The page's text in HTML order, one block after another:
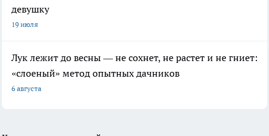
девушку
19 июля
Лук лежит до весны — не сохнет, не растет и не гниет:
«слоеный» метод опытных дачников
6 августа